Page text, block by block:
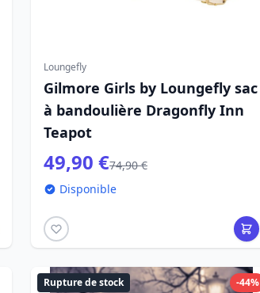
Loungefly
Gilmore Girls by Loungefly sac
à bandoulière Dragonfly Inn
Teapot
49,90 €74,90 €
Disponible
-44%
Rupture de stock